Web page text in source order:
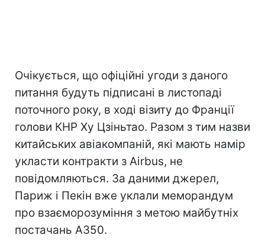
Очікується, що офіційні угоди з даного
питання будуть підписані в листопаді
поточного року, в ході візиту до Франції
голови КНР Ху Цзіньтао. Разом з тим назви
китайських авіакомпаній, які мають намір
укласти контракти з Airbus, не
повідомляються. За даними джерел,
Париж і Пекін вже уклали меморандум
про взаєморозуміння з метою майбутніх
постачань A350.